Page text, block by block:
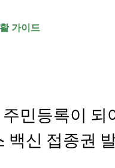
가이드
민등록이 되
신 접종권